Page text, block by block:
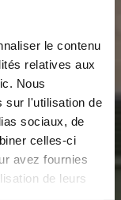
le contenu
relatives aux
Nous
sur l'utilisation de
sociaux, de
celles-ci
avez fournies
de leurs